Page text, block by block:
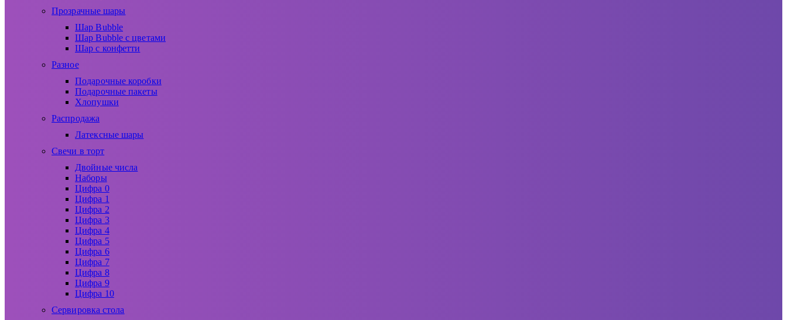
Прозрачные шары
Шар Bubble
Шар Bubble с цветами
Шар с конфетти
Разное
Подарочные коробки
Подарочные пакеты
Хлопушки
Распродажа
Латексные шары
Свечи в торт
Двойные числа
Наборы
Цифра 0
Цифра 1
Цифра 2
Цифра 3
Цифра 4
Цифра 5
Цифра 6
Цифра 7
Цифра 8
Цифра 9
Цифра 10
Сервировка стола